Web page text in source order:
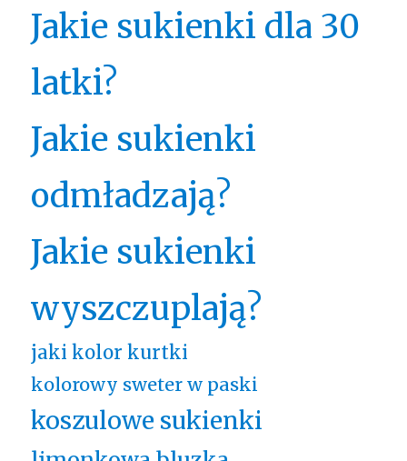
Jakie sukienki dla 30
latki?
Jakie sukienki
odmładzają?
Jakie sukienki
wyszczuplają?
jaki kolor kurtki
kolorowy sweter w paski
koszulowe sukienki